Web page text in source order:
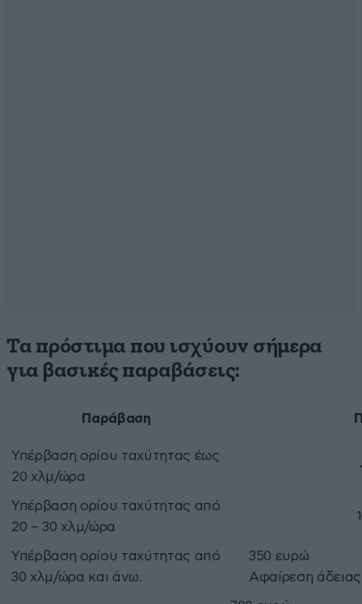
Τα πρόστιμα που ισχύουν σήμερα
για βασικές παραβάσεις:
Παράβαση
Υπέρβαση ορίου ταχύτητας έως
20 χλμ/ώρα
Υπέρβαση ορίου ταχύτητας από
20 – 30 χλμ/ώρα
Υπέρβαση ορίου ταχύτητας από
30 χλμ/ώρα και άνω.
350 ευρώ
Αφαίρεση